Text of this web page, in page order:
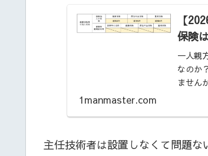
【
保険
一人親
なのか
ません
1manmaster.com
主任技術者は設置しなくて問題な